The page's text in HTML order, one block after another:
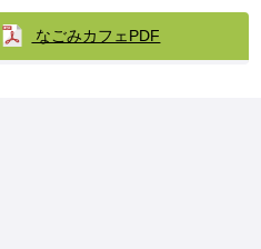
なごみカフェPDF